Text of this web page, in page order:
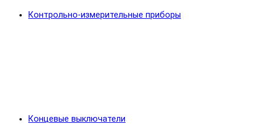
Контрольно-измерительные приборы
Концевые выключатели